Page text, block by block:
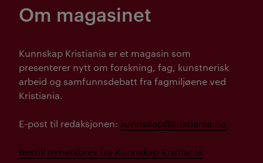
Om magasinet
Kunnskap Kristiania er et magasin som
presenterer nytt om forskning, fag, kunstnerisk
arbeid og samfunnsdebatt fra fagmiljøene ved
Kristiania.
E-post til redaksjonen: kunnskap@kristiania.no
Bestill nyhetsbrev fra Kunnskap Kristiania